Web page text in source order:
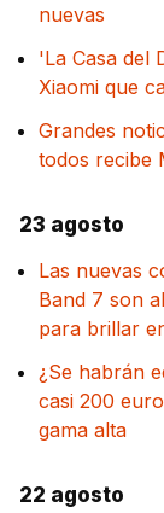
nuevas
'La Casa del
Xiaomi que
Grandes
todos recibe
23 agosto
Las nuevas
Band 7 son
para brillar
¿Se habrán
casi 200
gama alta
22 agosto